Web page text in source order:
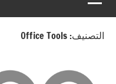
التصنيف: 0ffice Tools